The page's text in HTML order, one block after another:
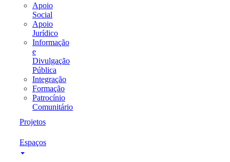
Apoio
Social
Apoio
Jurídico
Informação
e
Divulgação
Pública
Integração
Formação
Patrocínio
Comunitário
Projetos
Espaços